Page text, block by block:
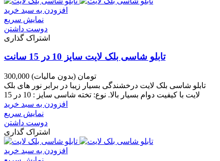
افزودن به سبد خرید
نمایش سریع
دوست داشتن
اشتراک گذاری
تابلو شاسی بلک لایت سایز 10 در 15 سانت
300,000 تومان (بدون مالیات)
تابلو شاسی بلک لایت درخشندگی بسیار زیبا در برابر نور های بلک
لایت با کیفیت دوام بسیار بالا. نوع: تخته شاسی سایز : 10 در 15
افزودن به سبد خرید
نمایش سریع
دوست داشتن
اشتراک گذاری
افزودن به سبد خرید